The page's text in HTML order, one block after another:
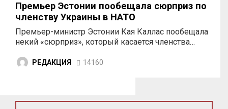
Премьер Эстонии пообещала сюрприз по
членству Украины в НАТО
Премьер-министр Эстонии Кая Каллас пообещала
некий «сюрприз», который касается членства…
РЕДАКЦИЯ 14160